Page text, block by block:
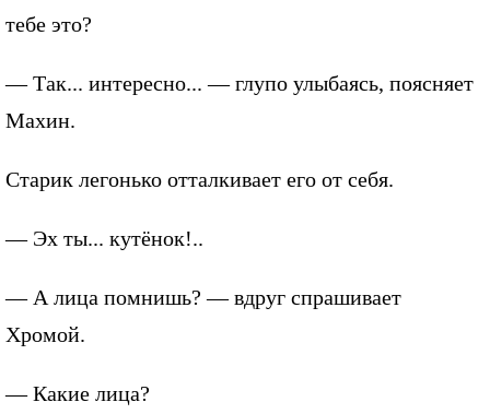
тебе это?
— Так... интересно... — глупо улыбаясь, поясняет
Махин.
Старик легонько отталкивает его от себя.
— Эх ты... кутёнок!..
— А лица помнишь? — вдруг спрашивает
Хромой.
— Какие лица?